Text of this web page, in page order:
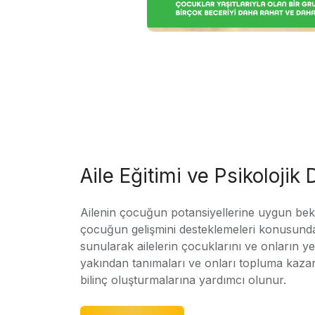
Aile Eğitimi ve Psikolojik
Ailenin çocuğun potansiyellerine uygun
çocuğun gelişmini desteklemeleri
sunularak ailelerin çocuklarını ve onların
yakından tanımaları ve onları topluma
bilinç oluşturmalarına yardımcı olunur.